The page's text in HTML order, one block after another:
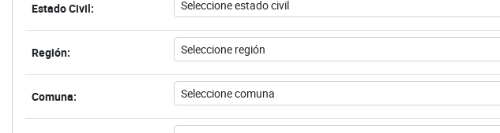
Estado Civil:
Región:
Comuna: